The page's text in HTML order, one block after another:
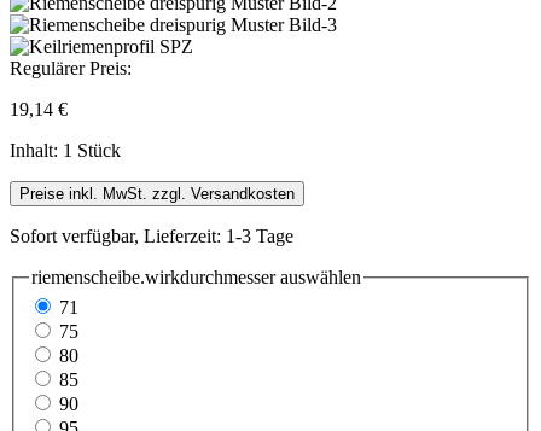
Regulärer Preis:
19,14 €
Inhalt: 1 Stück
Preise inkl. MwSt. zzgl. Versandkosten
Sofort verfügbar, Lieferzeit: 1-3 Tage
riemenscheibe.wirkdurchmesserauswählen
71
75
80
85
90